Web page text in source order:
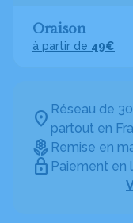
Réseau de
partout en
Remise en
Paiement en
Oraison
à partir de 49€